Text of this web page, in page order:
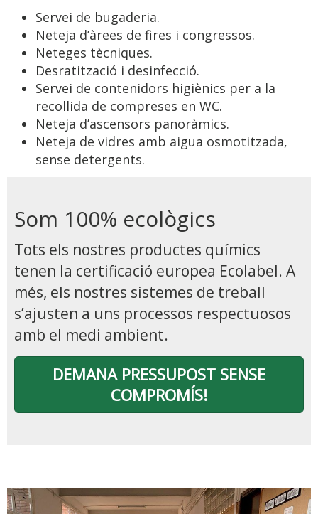
Servei de bugaderia.
Neteja d’àrees de fires i congressos.
Neteges tècniques.
Desratització i desinfecció.
Servei de contenidors higiènics per a la
recollida de compreses en WC.
Neteja d’ascensors panoràmics.
Neteja de vidres amb aigua osmotitzada,
sense detergents.
Som 100% ecològics
jumbotron
Tots els nostres productes químics
tenen la certificació europea Ecolabel. A
més, els nostres sistemes de treball
s’ajusten a uns processos respectuosos
amb el medi ambient.
DEMANA PRESSUPOST SENSE
COMPROMÍS!